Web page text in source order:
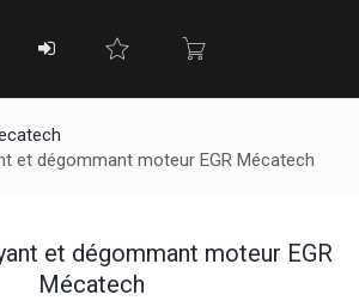
et dégommant moteur EGR Mécatech
et dégommant moteur EGR
Mécatech